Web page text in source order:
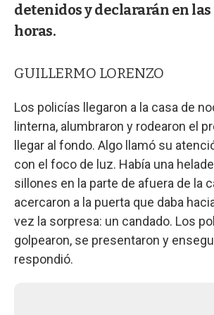
detenidos y declararán en
horas.
GUILLERMO LORENZO
Los policías llegaron a la casa de
linterna, alumbraron y rodearon el
llegar al fondo. Algo llamó su
con el foco de luz. Había una
sillones en la parte de afuera de la
acercaron a la puerta que daba
vez la sorpresa: un candado. Los
golpearon, se presentaron y
respondió.